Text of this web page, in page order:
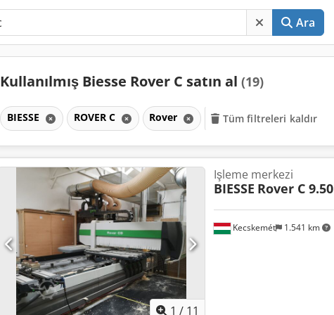
Ara
Kullanılmış Biesse Rover C satın al (19)
BIESSE ROVER C Rover Tüm filtreleri kaldır
1 / 11
Kecskemét 1.541 km
Işleme merkezi
BIESSE Rover C 9.50